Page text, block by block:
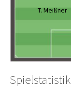
T. Meißner
Spielstatistik